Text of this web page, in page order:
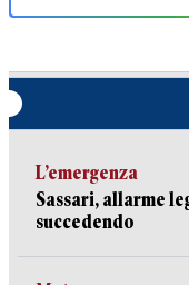
L’emergenza
Sassari, allarme
succedendo